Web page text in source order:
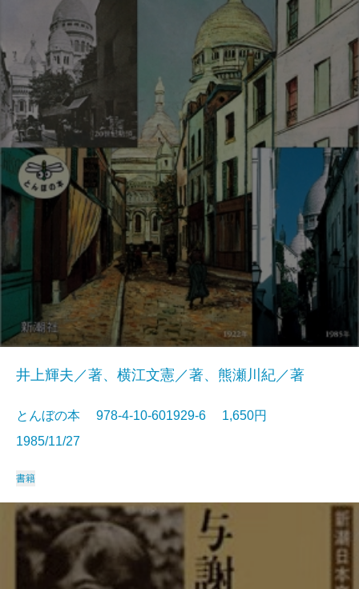
井上輝夫／著、横江文憲／著、熊瀬川紀／著
とんぼの本 978-4-10-601929-6 1,650円
1985/11/27
書籍